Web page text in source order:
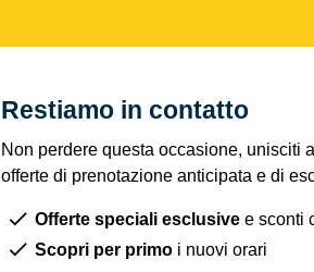
Restiamo in contatto
Non perdere questa occasione, unisciti
offerte di prenotazione anticipata e di
Offerte speciali esclusive e sconti
Scopri per primo i nuovi orari